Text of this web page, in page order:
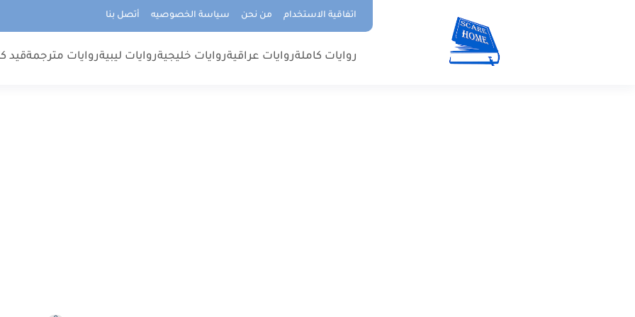
اتفاقية الاستخدام من نحن سياسة الخصوصيه أتصل بنا
روايات كاملةروايات عراقيةروايات خليجيةروايات ليبيةروايات مترجمةقيد